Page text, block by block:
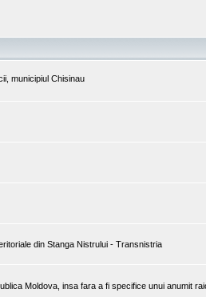
municipiul Chisinau
din Stanga Nistrului - Transnistria
Moldova, insa fara a fi specifice unui anumit